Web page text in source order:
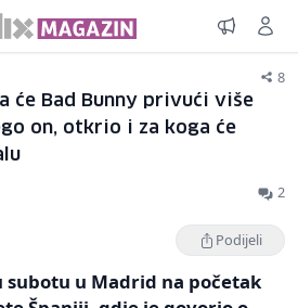
8
će Bad Bunny privući više
on, otkrio i za koga će
2
Podijeli
subotu u Madrid na početak